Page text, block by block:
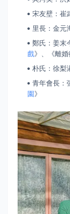
宋友壁：崔
里長：金元
鄭氏：姜末
戲》、《離婚
朴氏：徐梨
青年會長：
園》